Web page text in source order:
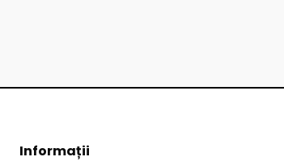
Informații